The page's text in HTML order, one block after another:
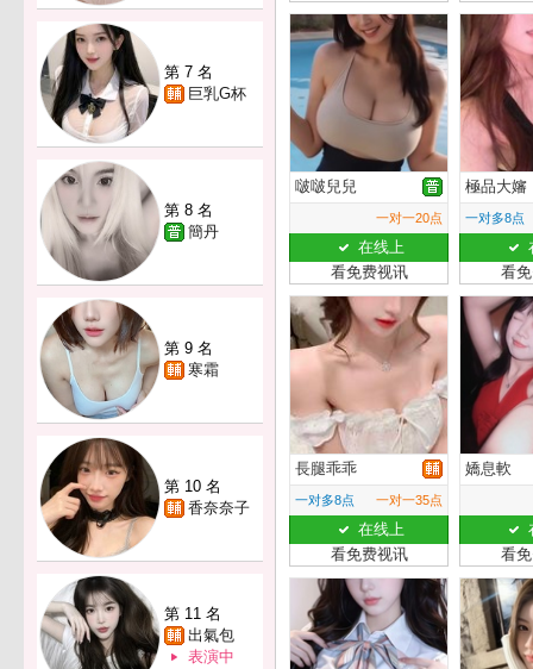
第 7 名
巨乳G杯
第 8 名
簡丹
第 9 名
寒霜
第 10 名
香奈奈子
第 11 名
出氣包
表演中
啵啵兒兒
一对一20点
在线上
看免费视讯
極品大嬸
一对多8点
看
長腿乖乖
一对多8点 一对一35点
在线上
看免费视讯
嬌息軟
看